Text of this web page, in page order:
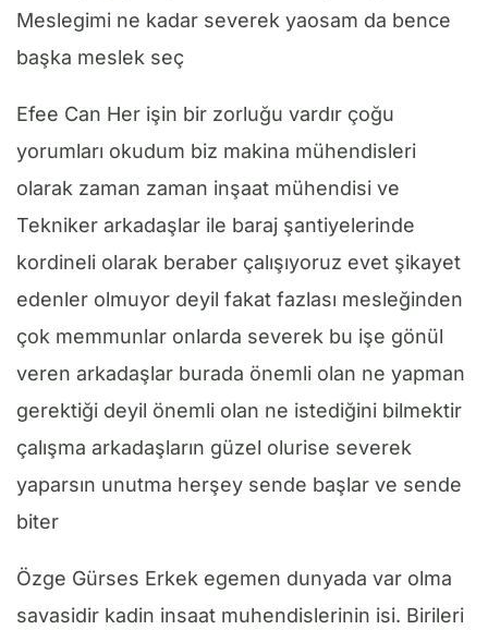
Meslegimi ne kadar severek yaosam da bence
başka meslek seç
Efee Can Her işin bir zorluğu vardır çoğu
yorumları okudum biz makina mühendisleri
olarak zaman zaman inşaat mühendisi ve
Tekniker arkadaşlar ile baraj şantiyelerinde
kordineli olarak beraber çalışıyoruz evet şikayet
edenler olmuyor deyil fakat fazlası mesleğinden
çok memmunlar onlarda severek bu işe gönül
veren arkadaşlar burada önemli olan ne yapman
gerektiği deyil önemli olan ne istediğini bilmektir
çalışma arkadaşların güzel olurise severek
yaparsın unutma herşey sende başlar ve sende
biter
Özge Gürses Erkek egemen dunyada var olma
savasidir kadin insaat muhendislerinin isi. Birileri